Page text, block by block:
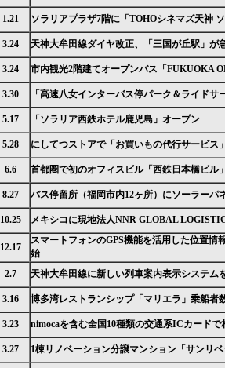
1.21 ソラリアプラザ7階に「TOHOシネマズ天神
3.24 天神大牟田線ダイヤ改正、「三国が丘駅」が
3.24 市内観光2階建てオープンバス「FUKUOKA
3.30 「高速八女インターバス停パーク＆ライドサ
5.17 「ソラリア西鉄ホテル鹿児島」オープン
5.28 にしてつストアで「お買いもの代行サービス
6.6 首都圏で初のオフィスビル「西鉄日本橋ビル
8.27 バス停留所（福岡市内12ヶ所）にソーラーパ
10.25 メキシコに現地法人NNR GLOBAL
12.17
スマートフォンのGPS機能を活用した位置
始
2.7 天神大牟田線に新しい列車案内表示システム
3.16 博多湾レストランシップ「マリエラ」乗船者
3.23 nimocaを含む全国10種類の交通系ICカード
3.27 1棟リノベーション分譲マンション「サンリ